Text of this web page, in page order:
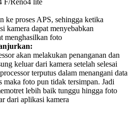
F/Reno4 lite
ke proses APS, sehingga ketika
kamera dapat menyebabkan
menghasilkan foto
akan melakukan penanganan dan
keluar dari kamera setelah selesai
terputus dalam menangani data
maka foto pun tidak tersimpan. Jadi
lebih baik tunggu hingga foto
dari aplikasi kamera